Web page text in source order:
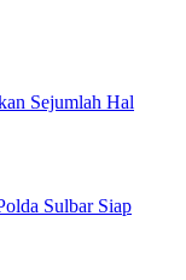
Sejumlah Hal
Sulbar Siap